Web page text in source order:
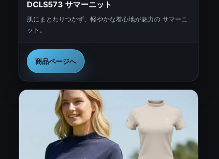
DCLS573 サマーニット
肌にまとわりつかず、軽やかな着心地が魅力の サマーニ
ット。
商品ページへ